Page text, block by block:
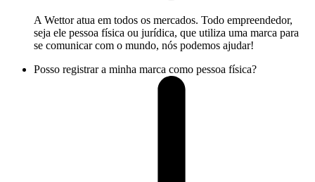
A Wettor atua em todos os mercados. Todo empreendedor,
seja ele pessoa física ou jurídica, que utiliza uma marca para
se comunicar com o mundo, nós podemos ajudar!
Posso registrar a minha marca como pessoa física?